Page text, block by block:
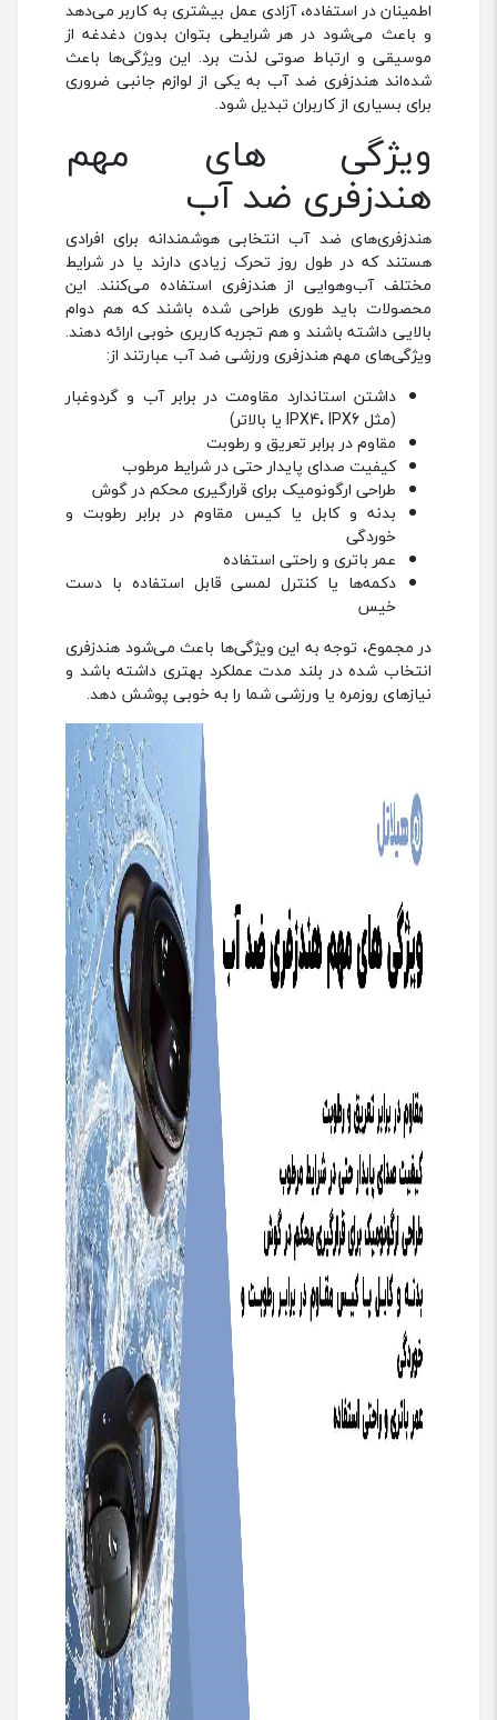
اطمینان در استفاده، آزادی عمل بیشتری به کاربر می‌دهد
و باعث می‌شود در هر شرایطی بتوان بدون دغدغه از
موسیقی و ارتباط صوتی لذت برد. این ویژگی‌ها باعث
شده‌اند هندزفری ضد آب به یکی از لوازم جانبی ضروری
برای بسیاری از کاربران تبدیل شود.
ویژگی ‌های مهم
هندزفری ضد آب
هندزفری‌های ضد آب انتخابی هوشمندانه برای افرادی
هستند که در طول روز تحرک زیادی دارند یا در شرایط
مختلف آب‌وهوایی از هندزفری استفاده می‌کنند. این
محصولات باید طوری طراحی شده باشند که هم دوام
بالایی داشته باشند و هم تجربه کاربری خوبی ارائه دهند.
ویژگی‌های مهم هندزفری ورزشی ضد آب عبارتند از:
داشتن استاندارد مقاومت در برابر آب و گردوغبار
(مثل IPX4، IPX6 یا بالاتر)
مقاوم در برابر تعریق و رطوبت
کیفیت صدای پایدار حتی در شرایط مرطوب
طراحی ارگونومیک برای قرارگیری محکم در گوش
بدنه و کابل یا کیس مقاوم در برابر رطوبت و
خوردگی
عمر باتری و راحتی استفاده
دکمه‌ها یا کنترل لمسی قابل استفاده با دست
خیس
در مجموع، توجه به این ویژگی‌ها باعث می‌شود هندزفری
انتخاب شده در بلند مدت عملکرد بهتری داشته باشد و
نیازهای روزمره یا ورزشی شما را به خوبی پوشش دهد.